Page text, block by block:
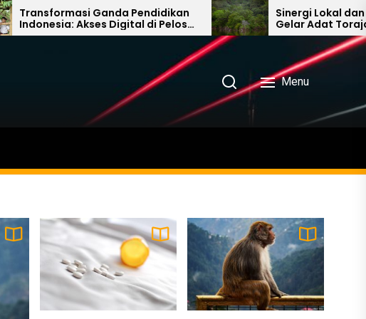
Ganda Pendidikan
Digital di Pelosok
Global untuk
Sinergi Lokal dan Global: Dari
Gelar Adat Toraja hingga
Diplomasi Hutan di Bhutan
Menu